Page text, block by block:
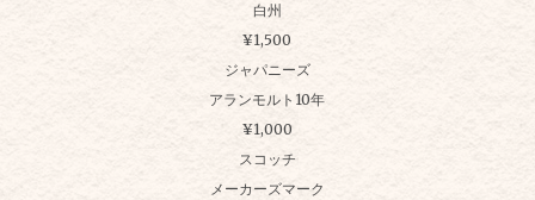
白州
¥1,500
ジャパニーズ
アランモルト10年
¥1,000
スコッチ
メーカーズマーク